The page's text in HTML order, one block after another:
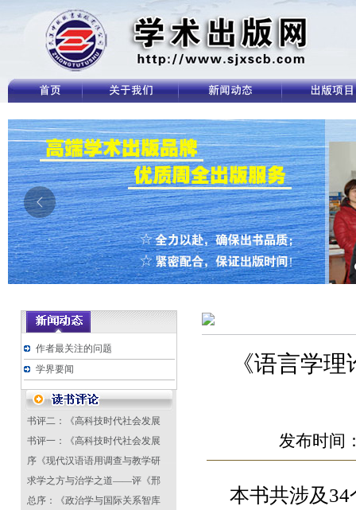
作者最关注的问题
学界要闻
书评二：《高科技时代社会发展
书评一：《高科技时代社会发展
序《现代汉语语用调查与教学研
求学之方与治学之道——评《邢
总序：《政治学与国际关系智库
《语言学
发布时间
本书共涉及 34